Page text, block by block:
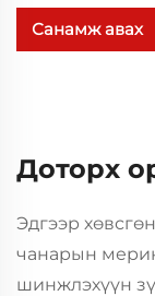
Санамж авах
Доторх
Эдгээр
чанарын
шинжлэхүүн